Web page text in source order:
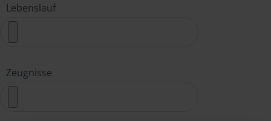
Lebenslauf
Zeugnisse